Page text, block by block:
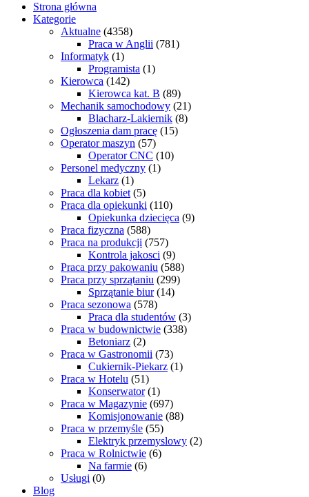
Strona główna
Kategorie
Aktualne (4358)
Praca w Anglii (781)
Informatyk (1)
Programista (1)
Kierowca (142)
Kierowca kat. B (89)
Mechanik samochodowy (21)
Blacharz-Lakiernik (8)
Ogłoszenia dam pracę (15)
Operator maszyn (57)
Operator CNC (10)
Personel medyczny (1)
Lekarz (1)
Praca dla kobiet (5)
Praca dla opiekunki (110)
Opiekunka dziecięca (9)
Praca fizyczna (588)
Praca na produkcji (757)
Kontrola jakosci (9)
Praca przy pakowaniu (588)
Praca przy sprzątaniu (299)
Sprzątanie biur (14)
Praca sezonowa (578)
Praca dla studentów (3)
Praca w budownictwie (338)
Betoniarz (2)
Praca w Gastronomii (73)
Cukiernik-Piekarz (1)
Praca w Hotelu (51)
Konserwator (1)
Praca w Magazynie (697)
Komisjonowanie (88)
Praca w przemyśle (55)
Elektryk przemyslowy (2)
Praca w Rolnictwie (6)
Na farmie (6)
Usługi (0)
Blog